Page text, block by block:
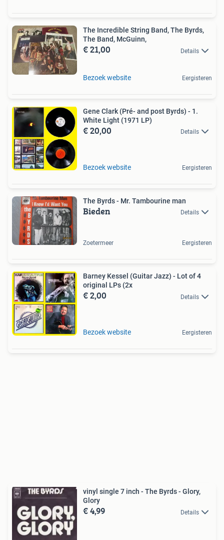
The Incredible String Band, The Byrds,
The Band, McGuinn,
€ 21,00 Details
Bezoek website Eergisteren
Gene Clark (Pré- and post Byrds) - 1.
White Light (1971 LP)
€ 20,00 Details
Bezoek website Eergisteren
The Byrds - Mr. Tambourine man
Bieden Details
Zoetermeer Eergisteren
Barney Kessel (Guitar Jazz) - Lot of 4
original LPs (2x
€ 2,00 Details
Bezoek website Eergisteren
vinyl single 7 inch - The Byrds - Glory,
Glory
€ 4,99 Details